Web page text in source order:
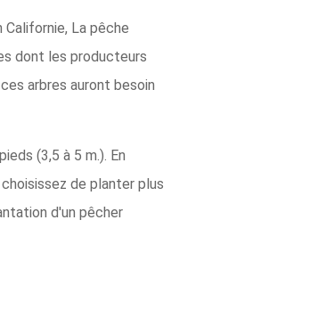
La pêche
dont les producteurs
arbres auront besoin
(3,5 à 5 m.). En
de planter plus
d'un pêcher